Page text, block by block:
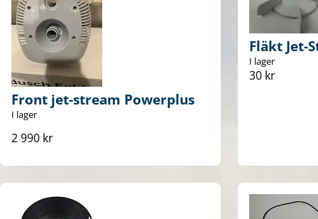
Front jet-stream Powerplus
I lager
2 990 kr
Fläkt Jet-
I lager
30 kr